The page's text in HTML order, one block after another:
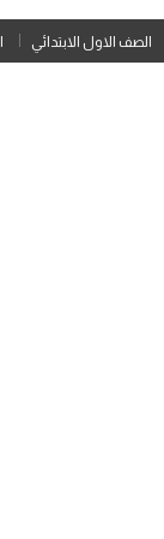
الصف الاول الابتدائي